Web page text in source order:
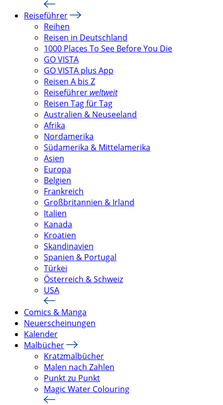
Reiseführer
Reihen
Reisen in Deutschland
1000 Places To See Before You Die
GO VISTA
GO VISTA plus App
Reisen A bis Z
Reiseführer weltweit
Reisen Tag für Tag
Australien & Neuseeland
Afrika
Nordamerika
Südamerika & Mittelamerika
Asien
Europa
Belgien
Frankreich
Großbritannien & Irland
Italien
Kanada
Kroatien
Skandinavien
Spanien & Portugal
Türkei
Österreich & Schweiz
USA
Comics & Manga
Neuerscheinungen
Kalender
Malbücher
Kratzmalbücher
Malen nach Zahlen
Punkt zu Punkt
Magic Water Colouring